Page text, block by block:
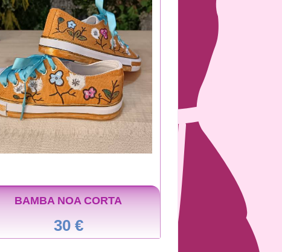
NOA
BAMBA NOA CORTA
30 €